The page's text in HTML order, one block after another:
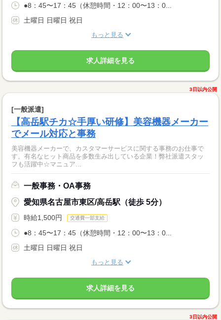
●8：45〜17：45（休憩時間・12：00〜13：0...
土曜日 日曜日 祝日
もっと見る
求人詳細を見る
3日以内公開
[一般派遣]
【高岳駅チカ☆手厚い研修】美容機器メーカー
でメール対応と事務
美容機器メーカーで、カスタマーサービスに関する事務のお仕事で
す。有名なヒット商品を多数生み出している企業！弊社派遣スタッ
フも活躍中☆マニュア...
一般事務・OA事務
愛知県名古屋市東区/高岳駅（徒歩 5分）
時給1,500円 交通費一部支給
●8：45〜17：45（休憩時間・12：00〜13：0...
土曜日 日曜日 祝日
もっと見る
求人詳細を見る
3日以内公開